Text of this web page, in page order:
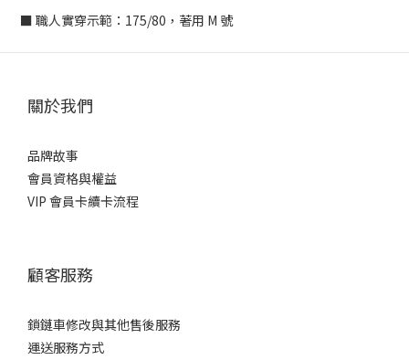
■ 職人實穿示範：175/80，著用 M 號
關於我們
品牌故事
會員資格與權益
VIP 會員卡續卡流程
顧客服務
鎖鏈車修改與其他售後服務
運送服務方式